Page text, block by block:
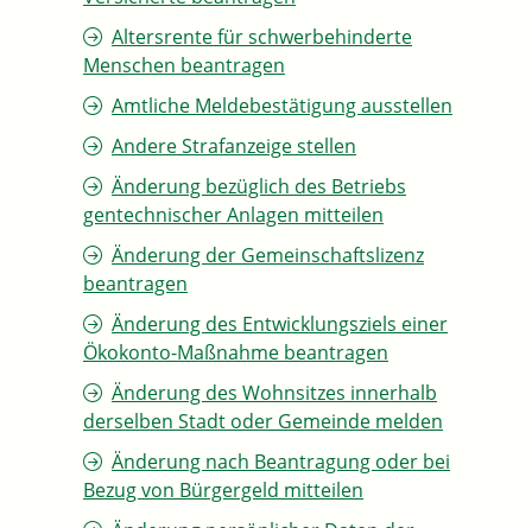
Altersrente für schwerbehinderte
Menschen beantragen
Amtliche Meldebestätigung ausstellen
Andere Strafanzeige stellen
Änderung bezüglich des Betriebs
gentechnischer Anlagen mitteilen
Änderung der Gemeinschaftslizenz
beantragen
Änderung des Entwicklungsziels einer
Ökokonto-Maßnahme beantragen
Änderung des Wohnsitzes innerhalb
derselben Stadt oder Gemeinde melden
Änderung nach Beantragung oder bei
Bezug von Bürgergeld mitteilen